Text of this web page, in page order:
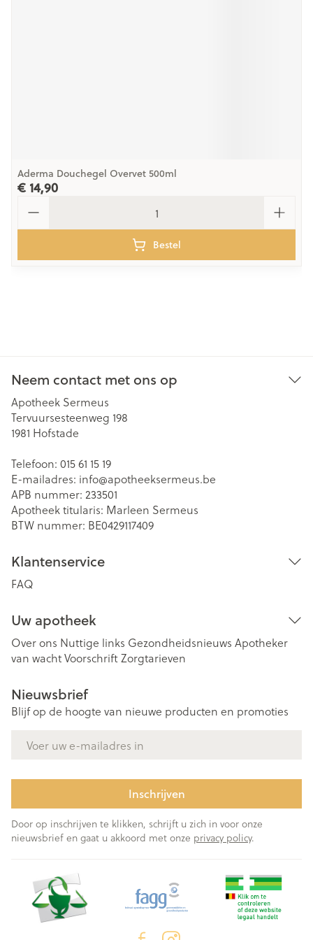
Aderma Douchegel Overvet 500ml
€ 14,90
Bestel
Neem contact met ons op
Apotheek Sermeus
Tervuursesteenweg 198
1981 Hofstade
Telefoon: 015 61 15 19
E-mailadres: info@apotheeksermeus.be
APB nummer: 233501
Apotheek titularis: Marleen Sermeus
BTW nummer: BE0429117409
Klantenservice
FAQ
Uw apotheek
Over ons Nuttige links Gezondheidsnieuws Apotheker
van wachtVoorschriftZorgtarieven
Nieuwsbrief
Blijf op de hoogte van nieuwe producten en promoties
Inschrijven
Door op inschrijven te klikken, schrijft u zich in voor onze
nieuwsbrief en gaat u akkoord met onze privacy policy.